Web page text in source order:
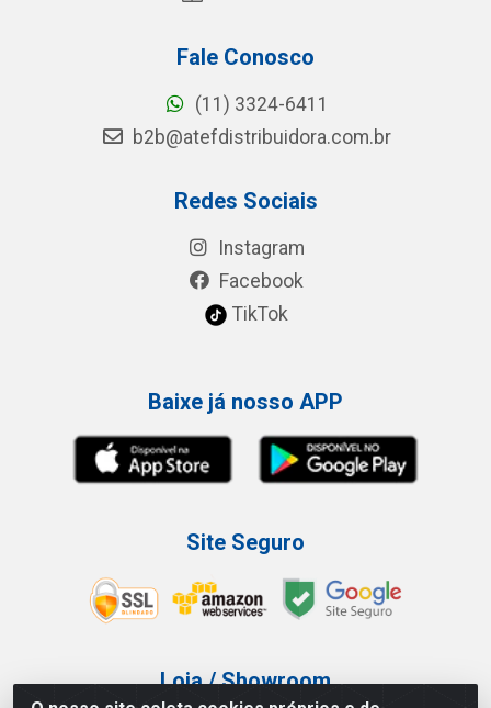
Fale Conosco
(11) 3324-6411
b2b@atefdistribuidora.com.br
Redes Sociais
Instagram
Facebook
TikTok
Baixe já nosso APP
Site Seguro
Loja / Showroom